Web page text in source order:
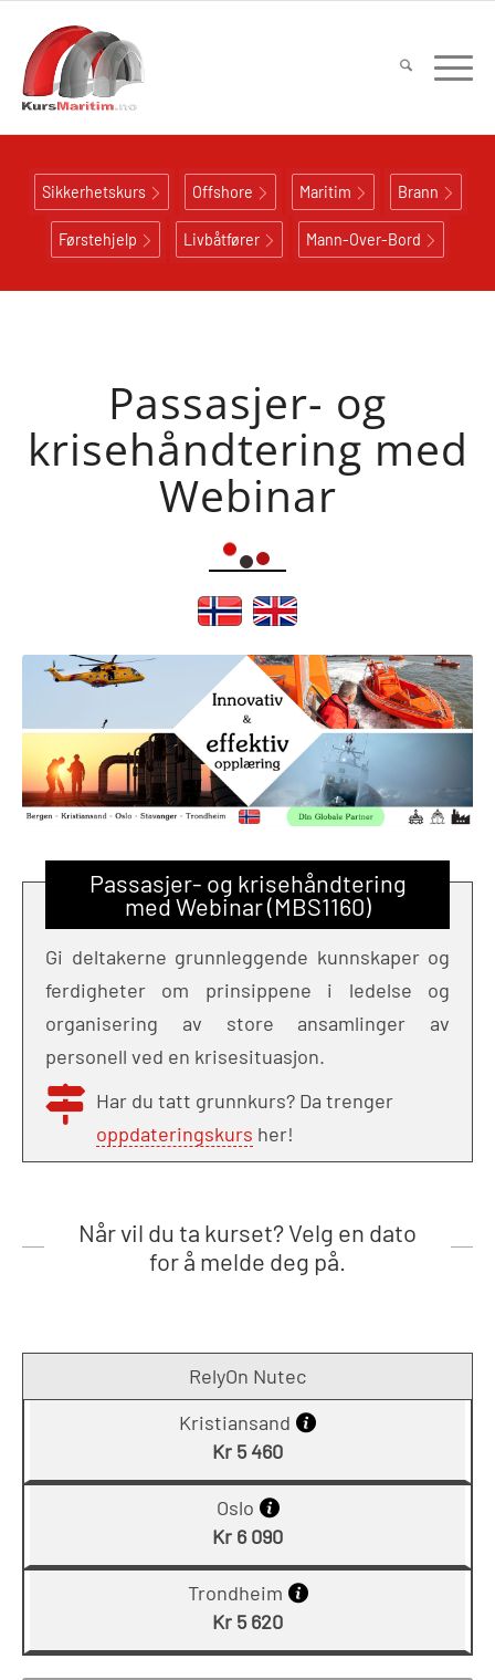
Sikkerhetskurs Offshore Maritim Brann
Førstehjelp Livbåtfører Mann-Over-Bord
Passasjer- og
krisehåndtering med
Webinar
Passasjer- og krisehåndtering
med Webinar (MBS1160)
Gi deltakerne grunnleggende kunnskaper og
ferdigheter om prinsippene i ledelse og
organisering av store ansamlinger av
personell ved en krisesituasjon.
Har du tatt grunnkurs? Da trenger
oppdateringskurs her!
Når vil du ta kurset? Velg en dato
for å melde deg på.
RelyOn Nutec
Kristiansand
Kr 5 460
Oslo
Kr 6 090
Trondheim
Kr 5 620